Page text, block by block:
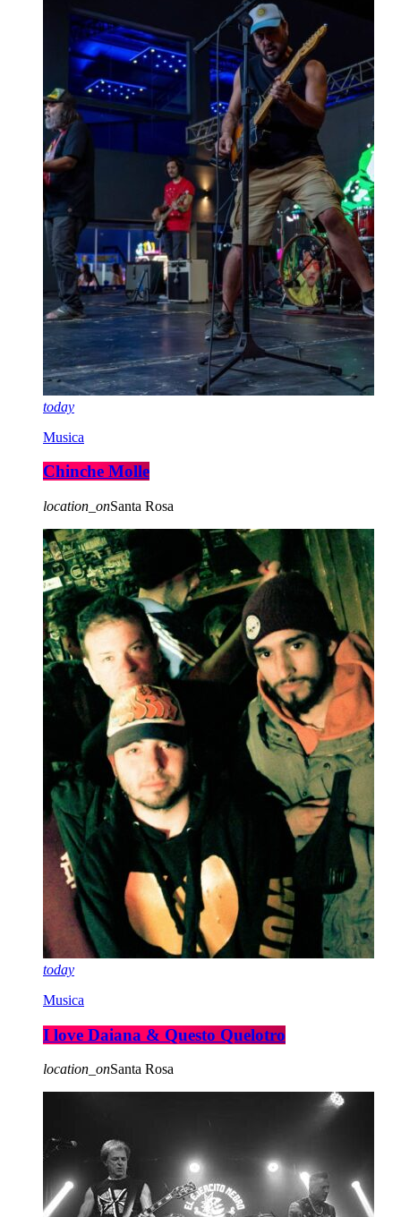
today
Musica
Chinche Molle
location_onSanta Rosa
today
Musica
I love Daiana & Questo Quelotro
location_onSanta Rosa